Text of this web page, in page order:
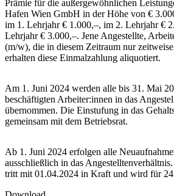
Prämie für die außergewöhnlichen
Hafen Wien GmbH in der Höhe von €
im 1. Lehrjahr € 1.000,–, im 2. Lehrjahr €
Lehrjahr € 3.000,–. Jene Angestellte,
(m/w), die in diesem Zeitraum nur
erhalten diese Einmalzahlung aliquotiert.
Am 1. Juni 2024 werden alle bis 31. Mai
beschäftigten Arbeiter:innen in das
übernommen. Die Einstufung in das
gemeinsam mit dem Betriebsrat.
Ab 1. Juni 2024 erfolgen alle
ausschließlich in das
tritt mit 01.04.2024 in Kraft und wird für 24